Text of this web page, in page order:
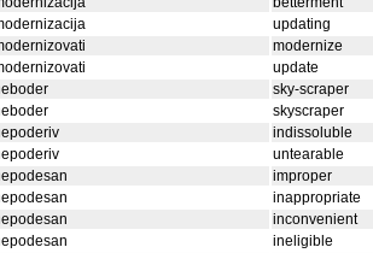
updating
modernize
update
sky-scraper
skyscraper
indissoluble
untearable
improper
inappropriate
inconvenient
ineligible